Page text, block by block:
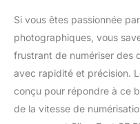
Si vous êtes passionnée
photographiques, vous
frustrant de numériser des
avec rapidité et précision.
conçu pour répondre à ce
de la vitesse de